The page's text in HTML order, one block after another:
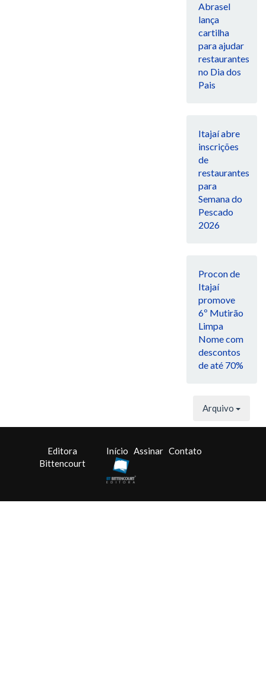
Abrasel
lança
cartilha
para ajudar
restaurantes
no Dia dos
Pais
Itajaí abre
inscrições
de
restaurantes
para
Semana do
Pescado
2026
Procon de
Itajaí
promove
6º Mutirão
Limpa
Nome com
descontos
de até 70%
Arquivo
Editora
Bittencourt
Início Assinar Contato